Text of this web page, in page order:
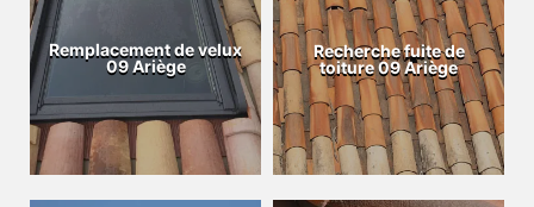
Remplacement de velux
09 Ariège
Recherche fuite de
toiture 09 Ariège